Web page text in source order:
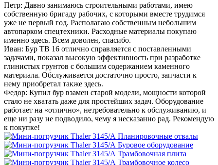
Петр: Давно занимаюсь строительными работами, имею
собственную бригаду рабочих, с которыми вместе трудимся
уже не первый год. Располагаю собственным небольшим
автопарком спецтехники. Расходные материалы покупаю
именно здесь. Всем доволен, спасибо.
Иван: Бур ТВ 16 отлично справляется с поставленными
задачами, показал высокую эффективность при разработке
глинистых грунтов с большим содержанием каменного
материала. Обслуживается достаточно просто, запчасти к
нему приобретал также здесь.
Федор: Купил бур взамен старой модели, мощности которой
стало не хватать даже для простейших задач. Оборудование
работает на «отлично», нетребовательно к обслуживанию, и
еще ни разу не подводило, чему я несказанно рад. Рекомендую
к покупке!
Планировочные отвалы
Буровое оборудование
Трамбовочная плита
Трамбовочное колесо